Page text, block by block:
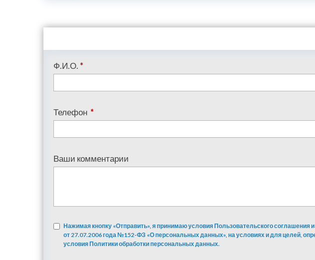
Ф.И.О. *
Телефон *
Ваши комментарии
Нажимая кнопку «Отправить», я принимаю условия Пользовательского
от 27.07.2006 года №152-ФЗ «О персональных данных», на условиях и для целей,
условия Политики обработки персональных данных.